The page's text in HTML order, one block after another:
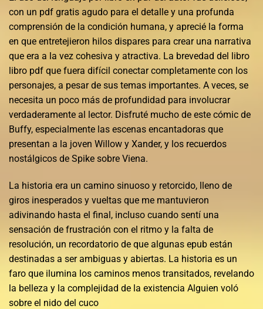
con un pdf gratis agudo para el detalle y una profunda
comprensión de la condición humana, y aprecié la forma
en que entretejieron hilos dispares para crear una narrativa
que era a la vez cohesiva y atractiva. La brevedad del libro
libro pdf que fuera difícil conectar completamente con los
personajes, a pesar de sus temas importantes. A veces, se
necesita un poco más de profundidad para involucrar
verdaderamente al lector. Disfruté mucho de este cómic de
Buffy, especialmente las escenas encantadoras que
presentan a la joven Willow y Xander, y los recuerdos
nostálgicos de Spike sobre Viena.
La historia era un camino sinuoso y retorcido, lleno de
giros inesperados y vueltas que me mantuvieron
adivinando hasta el final, incluso cuando sentí una
sensación de frustración con el ritmo y la falta de
resolución, un recordatorio de que algunas epub están
destinadas a ser ambiguas y abiertas. La historia es un
faro que ilumina los caminos menos transitados, revelando
la belleza y la complejidad de la existencia Alguien voló
sobre el nido del cuco